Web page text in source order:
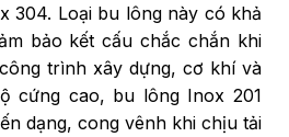
304. Loại bu lông này có khả
bảo kết cấu chắc chắn khi
trình xây dựng, cơ khí và
cứng cao, bu lông Inox 201
dạng, cong vênh khi chịu tải